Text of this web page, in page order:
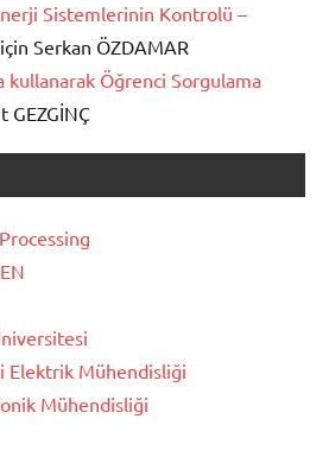
Sistemlerinin Kontrolü –
için Serkan ÖZDAMAR
kullanarak Öğrenci Sorgulama
GEZGİNÇ
Elektrik Mühendisliği
Mühendisliği